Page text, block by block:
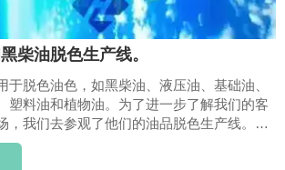
柴油脱色生产线。
于脱色油色，如黑柴油、液压油、基础油、
塑料油和植物油。为了进一步了解我们的客
，我们去参观了他们的油品脱色生产线。视
以及他们使用我们的硅胶砂和过滤罐脱色柴